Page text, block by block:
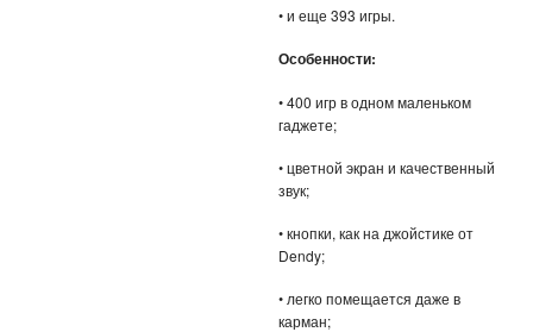
• и еще 393 игры.
Особенности:
• 400 игр в одном маленьком
гаджете;
• цветной экран и качественный
звук;
• кнопки, как на джойстике от
Dendy;
• легко помещается даже в
карман;